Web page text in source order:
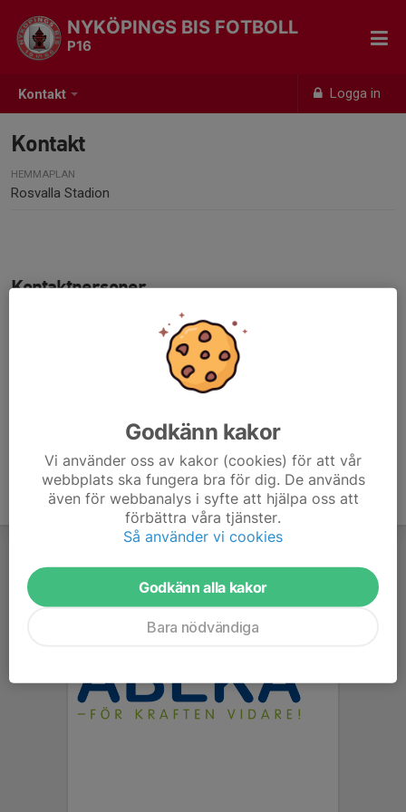
Kontakt Logga in
NYKÖPINGS BIS FOTBOLL
P16
Kontakt
HEMMAPLAN
Rosvalla Stadion
Kontaktpersoner
Sebastian Ragnewall
sebbarton@hotmail.com
Godkänn kakor
Vi använder oss av kakor (cookies) för att vår
webbplats ska fungera bra för dig. De används
även för webbanalys i syfte att hjälpa oss att
förbättra våra tjänster.
Så använder vi cookies
Godkänn alla kakor
Bara nödvändiga